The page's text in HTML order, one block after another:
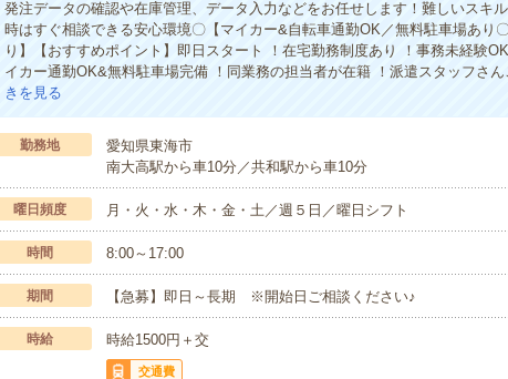
発注データの確認や在庫管理、データ入力などをお任せします！難しいスキ
時はすぐ相談できる安心環境〇【マイカー&自転車通勤OK／無料駐車場あり
り】【おすすめポイント】即日スタート ！在宅勤務制度あり ！事務未経験
イカー通勤OK&無料駐車場完備 ！同業務の担当者が在籍 ！派遣スタッフさ
きを見る
勤務地
愛知県東海市
南大高駅から車10分／共和駅から車10分
曜日頻度 月・火・水・木・金・土／週５日／曜日シフト
時間 8:00～17:00
期間 【急募】即日～長期 ※開始日ご相談ください♪
時給 時給1500円＋交
交通費